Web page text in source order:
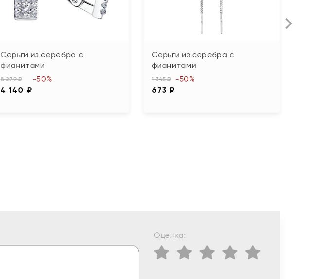
Серьги из серебра с
фианитами
8 279 ₽
4 140 ₽
-50%
Серьги из серебра с
фианитами
1 345 ₽
673 ₽
-50%
Оценка: